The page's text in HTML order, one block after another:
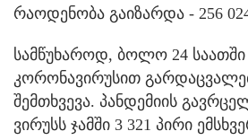
რაოდენობა გაიზარდა - 256
სამწუხაროდ, ბოლო 24 საათში
კორონავირუსით
შემთხვევა. პანდემიის
ვირუსს ჯამში 3 321 პირი